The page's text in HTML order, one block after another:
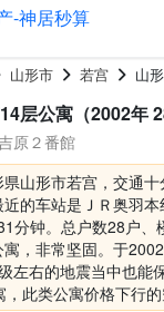
山形市 若宫 山
层公寓（2002年
原２番館
山形市若宫，交通
的车站是ＪＲ奥羽
分钟。总户数28户
，非常坚固。于
左右的地震当中也能
此类公寓价格下行的